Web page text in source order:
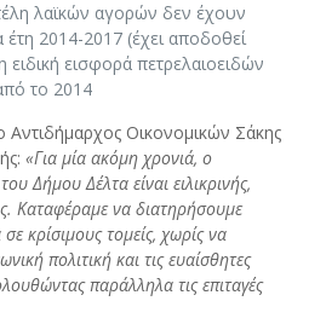
λαϊκών αγορών δεν έχουν
έτη 2014-2017 (έχει αποδοθεί
εισφορά πετρελαιοειδών
το 2014
Οικονομικών Σάκης
«Για μία ακόμη χρονιά, ο
Δήμου Δέλτα είναι ειλικρινής,
Καταφέραμε να διατηρήσουμε
κρίσιμους τομείς, χωρίς να
πολιτική και τις ευαίσθητες
παράλληλα τις επιταγές